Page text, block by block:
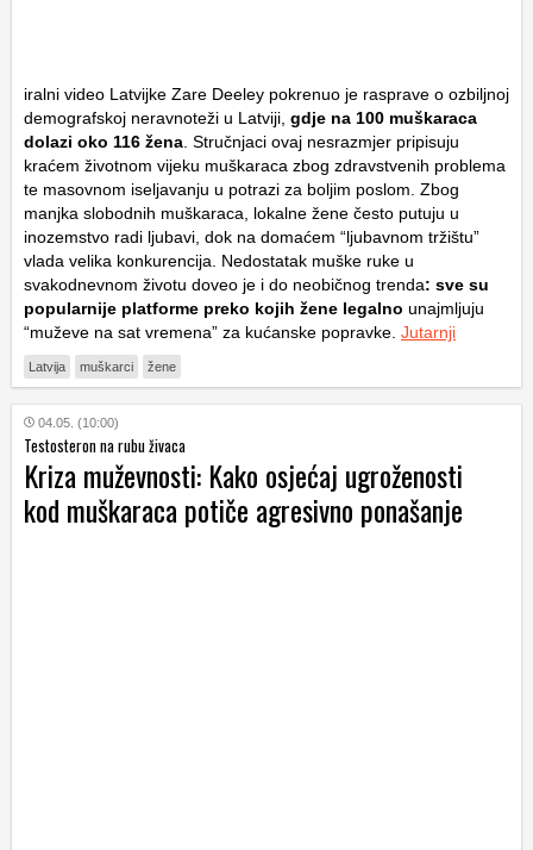
iralni video Latvijke Zare Deeley pokrenuo je rasprave o ozbiljnoj
demografskoj neravnoteži u Latviji, gdje na 100 muškaraca
dolazi oko 116 žena . Stručnjaci ovaj nesrazmjer pripisuju
kraćem životnom vijeku muškaraca zbog zdravstvenih problema
te masovnom iseljavanju u potrazi za boljim poslom. Zbog
manjka slobodnih muškaraca, lokalne žene često putuju u
inozemstvo radi ljubavi, dok na domaćem “ljubavnom tržištu”
vlada velika konkurencija. Nedostatak muške ruke u
svakodnevnom životu doveo je i do neobičnog trenda: sve su
popularnije platforme preko kojih žene legalno unajmljuju
“muževe na sat vremena” za kućanske popravke. Jutarnji
Latvija muškarci žene
04.05. (10:00)
Testosteron na rubu živaca
Kriza muževnosti: Kako osjećaj ugroženosti
kod muškaraca potiče agresivno ponašanje